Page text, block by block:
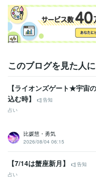
代々城 藍 2024年1月 ~ 現在
受賞歴
『6000件』達成☆
ココナ
☆販売実績『8000件』達成☆
資格・検定
医師
Excel:18年 PowerPoint:18年
得意分野
占い ☆祈祷によるヒーリン
金運爆増☆
☆水
このブログを見た人
【ライオンズゲート★宇宙
込む時】
告知
占い
比媛慧・勇気
2026/08/04 06:15
【7/14は蟹座新月】
告知
占い